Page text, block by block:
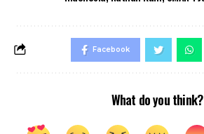
Facebook
What do you think?